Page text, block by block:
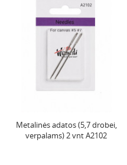
Metalinės adatos (5,7 drobei,
verpalams) 2 vnt A2102